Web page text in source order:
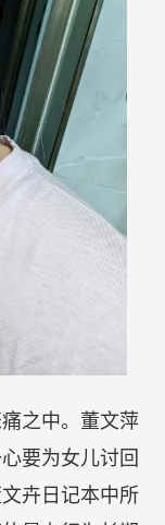
之中。董文萍
要为女儿讨回
卉日记本中所